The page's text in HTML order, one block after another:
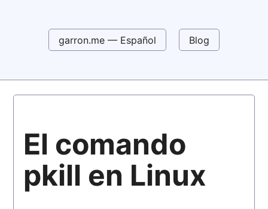
garron.me — Español Blog
El comando
pkill en Linux